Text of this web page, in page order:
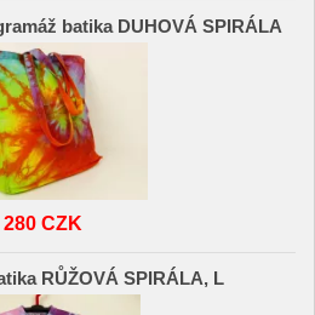
batika DUHOVÁ SPIRÁLA
280 CZK
RŮŽOVÁ SPIRÁLA, L